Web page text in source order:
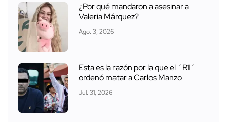
¿Por qué mandaron a asesinar a
Valeria Márquez?
Ago. 3, 2026
Esta es la razón por la que el ´R1´
ordenó matar a Carlos Manzo
Jul. 31, 2026